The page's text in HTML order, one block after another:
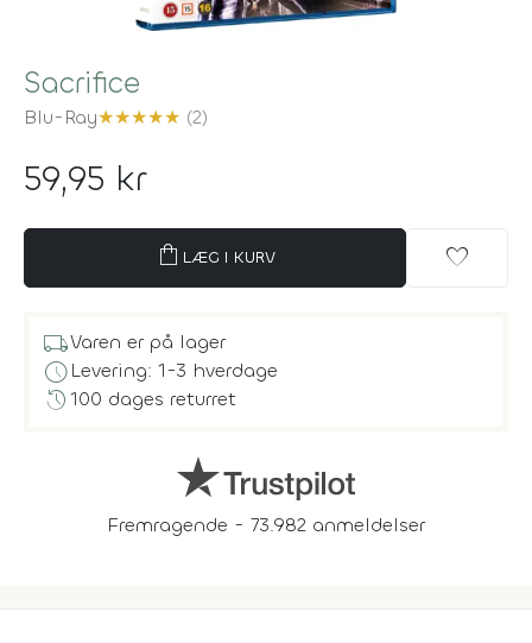
Sacrifice
Blu-Ray★★★★★ (2)
59,95 kr
shopping_bag LÆG I KURV favorite
local_shippingVaren er på lager
scheduleLevering: 1-3 hverdage
history100 dages returret
Fremragende - 73.982 anmeldelser